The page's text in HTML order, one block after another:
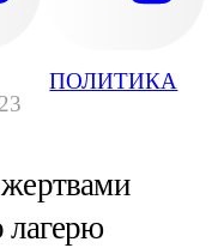
ПОЛИТИКА
лагерю